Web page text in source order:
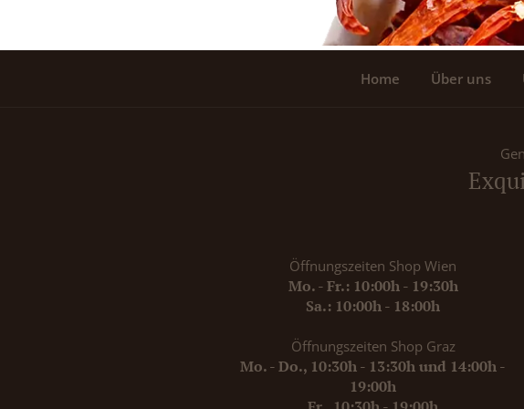
Home Über uns
Öffnungszeiten Shop Wien
Mo. - Fr.: 10:00h - 19:30h
Sa.: 10:00h - 18:00h
Öffnungszeiten Shop Graz
Mo. - Do., 10:30h - 13:30h und 14:00h -
19:00h